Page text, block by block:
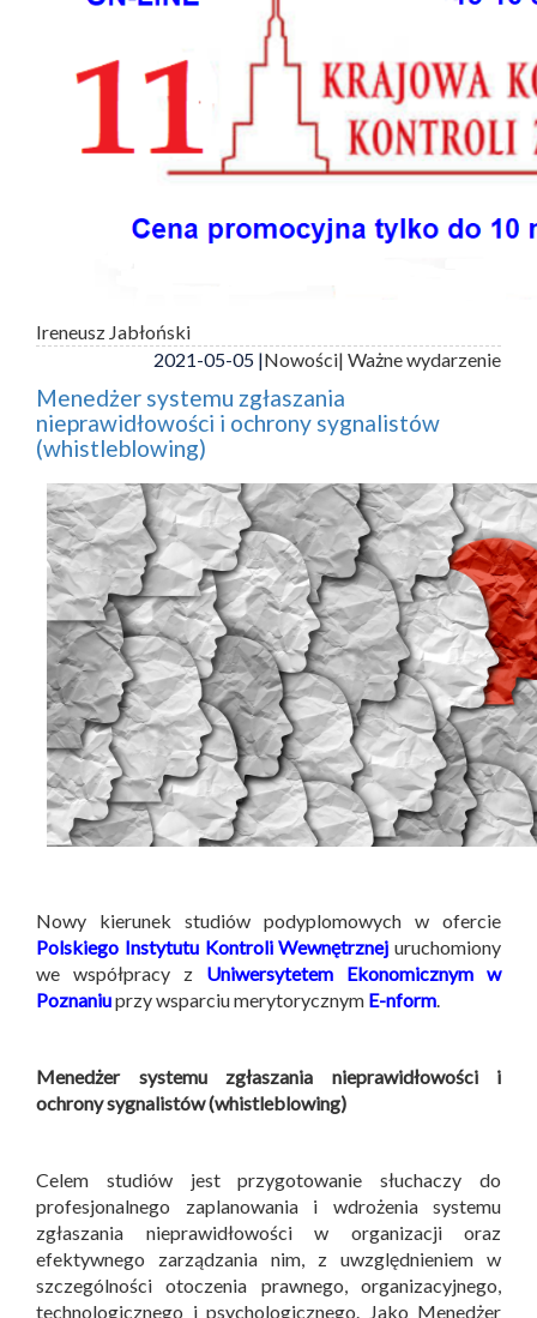
Ireneusz Jabłoński
2021-05-05 |Nowości| Ważne wydarzenie
Menedżer systemu zgłaszania
nieprawidłowości i ochrony sygnalistów
(whistleblowing)
Nowy kierunek studiów podyplomowych w ofercie
Polskiego Instytutu Kontroli Wewnętrznej uruchomiony
we współpracy z Uniwersytetem Ekonomicznym w
Poznaniuprzy wsparciu merytorycznym E-nform
Menedżer systemu zgłaszania nieprawidłowości i
ochrony sygnalistów (whistleblowing)
Celem studiów jest przygotowanie słuchaczy do
profesjonalnego zaplanowania i wdrożenia systemu
zgłaszania nieprawidłowości w organizacji oraz
efektywnego zarządzania nim, z uwzględnieniem w
szczególności otoczenia prawnego, organizacyjnego,
technologicznego i psychologicznego. Jako Menedżer